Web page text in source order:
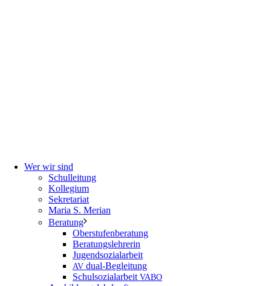
Wer wir sind
Schulleitung
Kollegium
Sekretariat
Maria S. Merian
Beratung
Oberstufenberatung
Beratungslehrerin
Jugendsozialarbeit
AV dual-Begleitung
Schulsozialarbeit VABO